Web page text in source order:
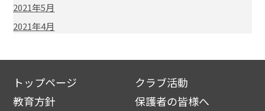
2021年5月
2021年4月
トップページ
教育方針
クラブ活動
保護者の皆様へ